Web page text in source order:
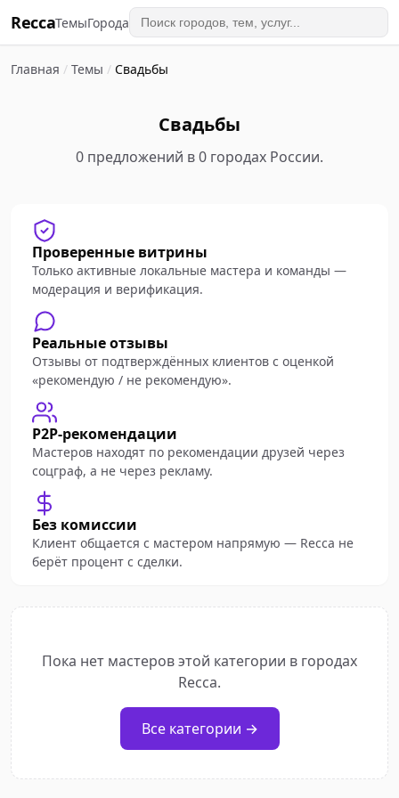
ReccaТемыГорода
Главная / Темы / Свадьбы
Свадьбы
0 предложений в 0 городах России.
Проверенные витрины
Только активные локальные мастера и команды —
модерация и верификация.
Реальные отзывы
Отзывы от подтверждённых клиентов с оценкой
«рекомендую / не рекомендую».
P2P-рекомендации
Мастеров находят по рекомендации друзей через
соцграф, а не через рекламу.
Без комиссии
Клиент общается с мастером напрямую — Recca не
берёт процент с сделки.
Пока нет мастеров этой категории в городах
Recca.
Все категории →